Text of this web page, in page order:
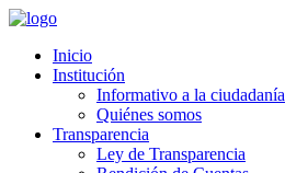
Inicio
Institución
Informativo a la ciudadanía
Quiénes somos
Transparencia
Ley de Transparencia